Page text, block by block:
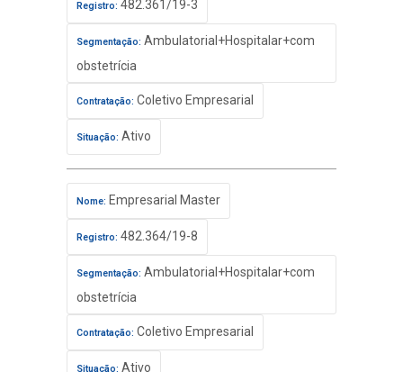
Registro: 482.361/19-3
Segmentação: Ambulatorial+Hospitalar+com
obstetrícia
Contratação: Coletivo Empresarial
Situação: Ativo
Nome: Empresarial Master
Registro: 482.364/19-8
Segmentação: Ambulatorial+Hospitalar+com
obstetrícia
Contratação: Coletivo Empresarial
Situação: Ativo